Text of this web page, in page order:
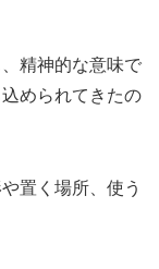
精神的な意味で
められてきたの
置く場所、使う